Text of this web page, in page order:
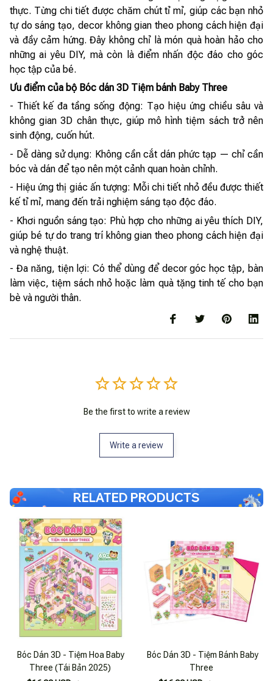
thực. Từng chi tiết được chăm chút tỉ mỉ, giúp các bạn nhỏ
tự do sáng tạo, decor không gian theo phong cách hiện đại
và đầy cảm hứng. Đây không chỉ là món quà hoàn hảo cho
những ai yêu DIY, mà còn là điểm nhấn độc đáo cho góc
học tập của bé.
Ưu điểm của bộ Bóc dán 3D Tiệm bánh Baby Three
- Thiết kế đa tầng sống động: Tạo hiệu ứng chiều sâu và
không gian 3D chân thực, giúp mô hình tiệm sách trở nên
sinh động, cuốn hút.
- Dễ dàng sử dụng: Không cần cắt dán phức tạp — chỉ cần
bóc và dán để tạo nên một cảnh quan hoàn chỉnh.
- Hiệu ứng thị giác ấn tượng: Mỗi chi tiết nhỏ đều được thiết
kế tỉ mỉ, mang đến trải nghiệm sáng tạo độc đáo.
- Khơi nguồn sáng tạo: Phù hợp cho những ai yêu thích DIY,
giúp bé tự do trang trí không gian theo phong cách hiện đại
và nghệ thuật.
- Đa năng, tiện lợi: Có thể dùng để decor góc học tập, bàn
làm việc, tiệm sách nhỏ hoặc làm quà tặng tinh tế cho bạn
bè và người thân.
Be the first to write a review
Write a review
RELATED PRODUCTS
Bóc Dán 3D - Tiệm Hoa Baby
Three (Tái Bản 2025)
Bóc Dán 3D - Tiệm Bánh Baby
Three